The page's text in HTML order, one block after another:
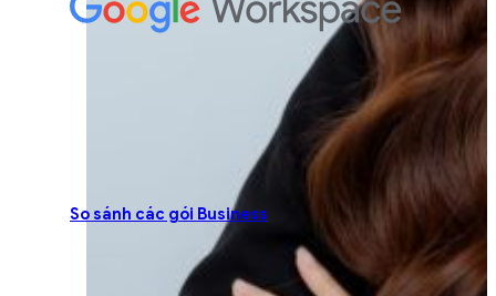
So sánh các gói Business